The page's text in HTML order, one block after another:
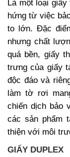
Là một loại
hứng từ việc
to lớn. Đặc
nhưng chất
quá bền, giấy
trưng của giấy
độc đáo và
làm tờ rơi
chiến dịch bảo
các sản phẩm
thiện với môi
GIẤY DUPLEX